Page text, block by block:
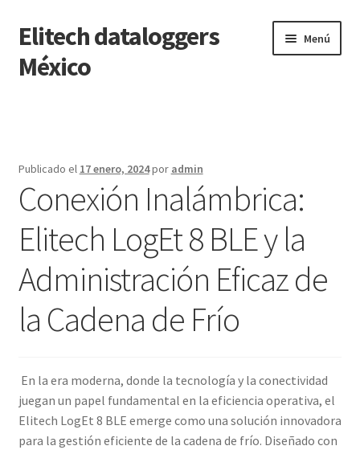
Saltar
a
navegación
Ir
al
contenido
Elitech dataloggers
México
Menú
Finalizar compra
Mi cuenta
Página de ejemplo
Tienda
Publicado el 17 enero, 2024por admin
Conexión Inalámbrica:
Elitech LogEt 8 BLE y la
Administración Eficaz de
la Cadena de Frío
En la era moderna, donde la tecnología y la conectividad
juegan un papel fundamental en la eficiencia operativa, el
Elitech LogEt 8 BLE emerge como una solución innovadora
para la gestión eficiente de la cadena de frío. Diseñado con